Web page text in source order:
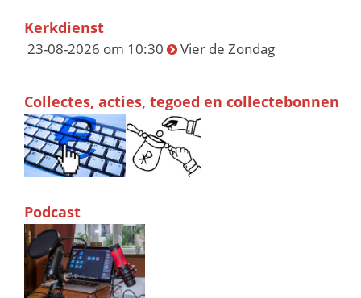
Kerkdienst
23-08-2026 om 10:30 Vier de Zondag
Collectes, acties, tegoed en collectebonnen
Podcast